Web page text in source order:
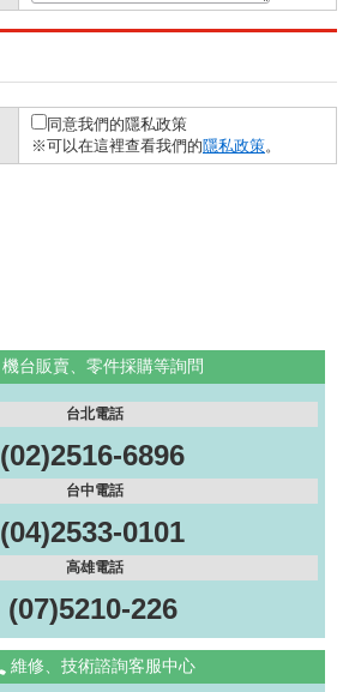
同意我們的隱私政策
※可以在這裡查看我們的隱私政策。
機台販賣、零件採購等詢問
台北電話
(02)2516-6896
台中電話
(04)2533-0101
高雄電話
(07)5210-226
維修、技術諮詢客服中心